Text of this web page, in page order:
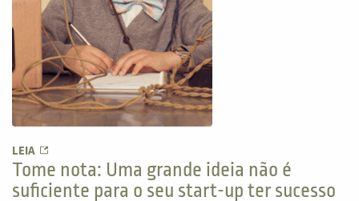
LEIA
Tome nota: Uma grande ideia não é
suficiente para o seu start-up ter sucesso